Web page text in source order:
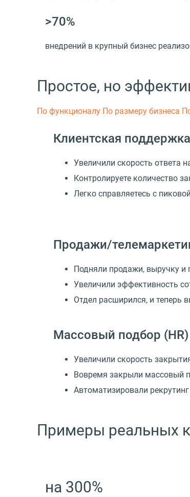
>70%
внедрений в крупный бизнес
Простое, но
По функционалу По размеру бизнеса
Клиентская поддержка
Увеличили скорость ответа
Контролируете количество
Легко справляетесь с
Продажи/
Подняли продажи, выручку и
Увеличили эффективность
Отдел расширился, и теперь
Массовый подбор (HR)
Увеличили скорость
Вовремя закрыли массовый
Автоматизировали
Примеры реальных
на 300%